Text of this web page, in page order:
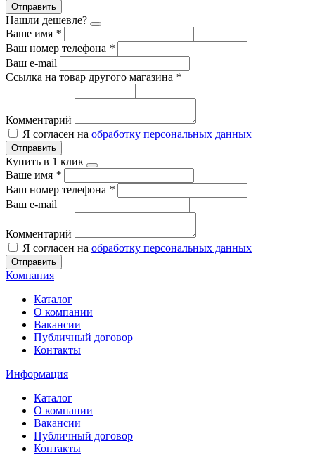
Отправить
Нашли дешевле?
Ваше имя *
Ваш номер телефона *
Ваш e-mail
Ссылка на товар другого магазина *
Комментарий
Я согласен на обработку персональных данных
Отправить
Купить в 1 клик
Ваше имя *
Ваш номер телефона *
Ваш e-mail
Комментарий
Я согласен на обработку персональных данных
Отправить
Компания
Каталог
О компании
Вакансии
Публичный договор
Контакты
Информация
Каталог
О компании
Вакансии
Публичный договор
Контакты